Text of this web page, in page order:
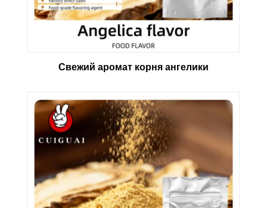
Свежий аромат корня ангелики